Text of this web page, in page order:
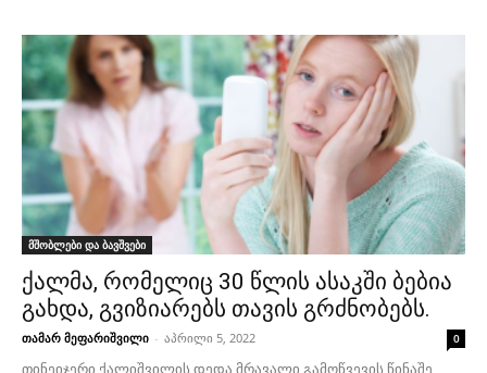
მშობლები და ბავშვები
ქალმა, რომელიც 30 წლის ასაკში ბებია
გახდა, გვიზიარებს თავის გრძნობებს.
თამარ მეფარიშვილი - აპრილი 5, 2022 0
თინეიჯერი ქალიშვილის დედა მრავალი გამოწვევის წინაშე